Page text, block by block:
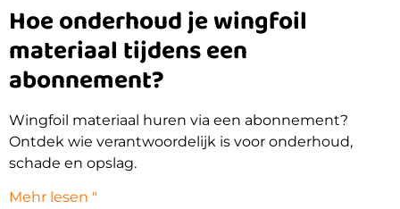
Hoe onderhoud je wingfoil
materiaal tijdens een
abonnement?
Wingfoil materiaal huren via een abonnement?
Ontdek wie verantwoordelijk is voor onderhoud,
schade en opslag.
Mehr lesen "